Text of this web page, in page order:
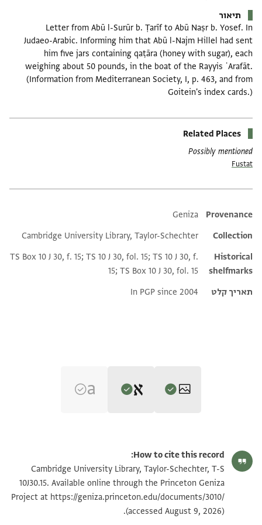
תיאור
Letter from Abū l-Surūr b. Ṭarīf to Abū Naṣr b. Yosef. In
Judaeo-Arabic. Informing him that Abū l-Najm Hillel had sent
him five jars containing qaṭāra (honey with sugar), each
weighing about 50 pounds, in the boat of the Rayyis ʿArafāt.
(Information from Mediterranean Society, I, p. 463, and from
Goitein's index cards.)
Related Places
Possibly mentioned
Fustat
Additional metadata
Provenance
Geniza
Collection
Cambridge University Library, Taylor-Schechter
Historical
shelfmarks
TS Box 10 J 30, f. 15; TS 10 J 30, fol. 15; TS 10 J 30, f.
15; TS Box 10 J 30, fol. 15
תאריך קלט
In PGP since 2004
S. D. Goitein's unpublished edition (1950–85), with minor
emendations by Alan Elbaum, 2022.
בשמ רחמ
אעלם אכי אלשיך אבו נצר אדאם
אללה חראסתה אן וצל אלשיך אבו אלנגם
T-S 10J30.15 1v הגדל וסובב
Verso:
אלגראר אל[ . . ]ה אלאול ואלתאני כד
אדא פרגו אנפדהם ואלא וזן מסלם
אלשופט [ . . . ] דרהם ואנחסבת עליך
תנאי היתר שימוש בתצלום
How to cite this record:
Cambridge University Library, Taylor-Schechter, T-S
10J30.15. Available online through the Princeton Geniza
Project athttps://geniza.princeton.edu/documents/3010/
(accessed August 9, 2026).